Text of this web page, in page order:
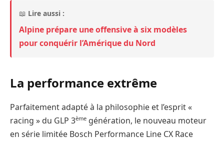
📖 Lire aussi :
Alpine prépare une offensive à six modèles
pour conquérir l’Amérique du Nord
La performance extrême
Parfaitement adapté à la philosophie et l’esprit «
racing » du GLP 3ème génération, le nouveau moteur
en série limitée Bosch Performance Line CX Race